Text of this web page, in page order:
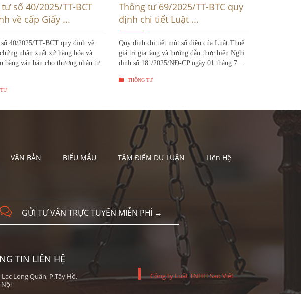
số 40/2025/TT-BCT
về cấp Giấy ...
40/2025/TT-BCT quy định về
nhận xuất xứ hàng hóa và
bằng văn bản cho thương nhân tự
TƯ
Thông tư 69/2025/TT-BTC quy
định chi tiết Luật ...
Quy định chi tiết một số điều của Luật Thuế
giá trị gia tăng và hướng dẫn thực hiện Nghị
định số 181/2025/NĐ-CP ngày 01 tháng 7 ...
 THÔNG TƯ
VĂN BẢN BIỂU MẪU TÂM ĐIỂM DƯ LUẬN Liên Hệ
 GỬI TƯ VẤN TRỰC TUYẾN MIỄN PHÍ →
TIN LIÊN HỆ
Lạc Long Quân, P.Tây Hồ,
Nội
Công ty Luật TNHH Sao Việt